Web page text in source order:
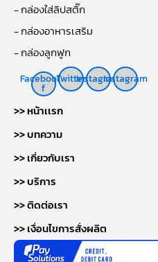
- กล่องใส่ลิปสติ๊ก
- กล่องอาหารเสริม
- กล่องลูกฟูก
Facebook-
f
TwitterInstagramInstagram
>> หน้าเเรก
>> บทความ
>> เกี่ยวกับเรา
>> บริการ
>> ติดต่อเรา
>> เงื่อนไขการสั่งผลิต